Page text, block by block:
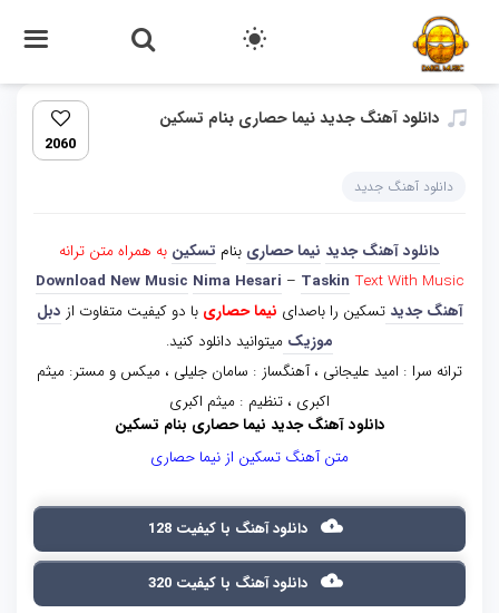
دانلود آهنگ جدید نیما حصاری بنام تسکین
2060
دانلود آهنگ جدید
دانلود آهنگ جدید نیما حصاری بنام تسکین به همراه متن ترانه
Download New Music Nima Hesari – Taskin Text With Music
آهنگ جدید تسکین را باصدای نیما حصاری با دو کیفیت متفاوت از دبل
موزیک میتوانید دانلود کنید.
ترانه سرا : امید علیجانی ، آهنگساز : سامان جلیلی ، میکس و مستر: میثم
اکبری ، تنظیم : میثم اکبری
دانلود آهنگ جدید نیما حصاری بنام تسکین
متن آهنگ تسکین از نیما حصاری
دانلود آهنگ با کیفیت 128
دانلود آهنگ با کیفیت 320